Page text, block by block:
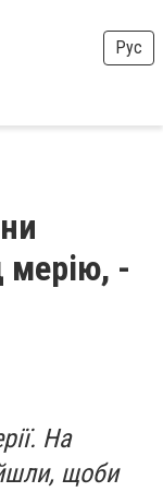
Рус
мерію, -
На
щоби